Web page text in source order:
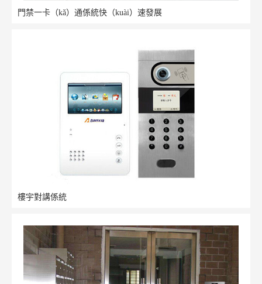
門禁一卡（kǎ）通係統快（kuài）速發展
樓宇對講係統